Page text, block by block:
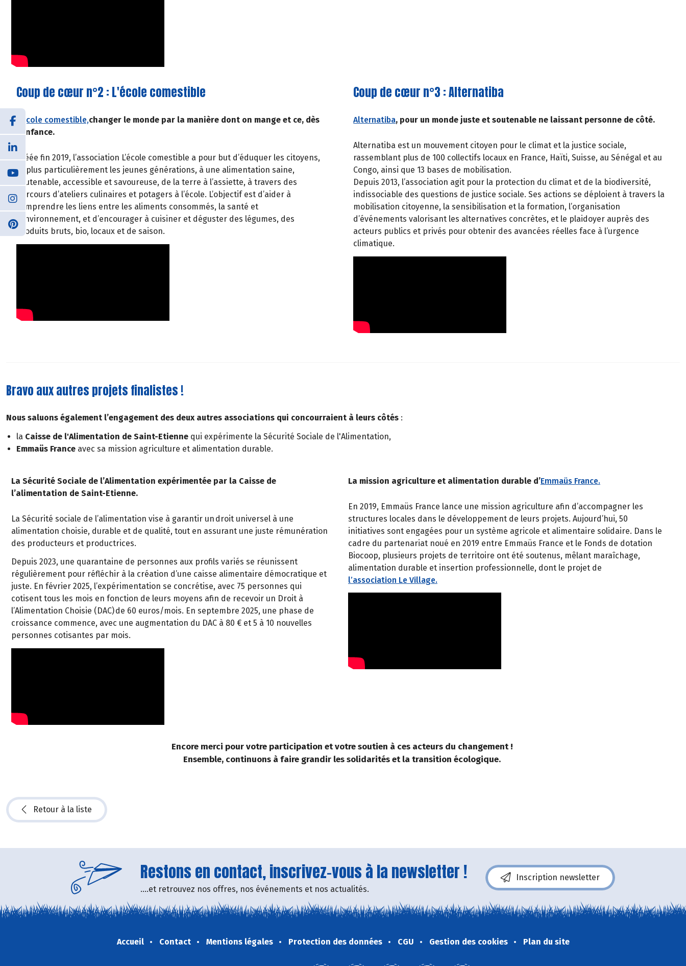
Coup de cœur n°2 : L'école comestible
L’école comestible,changer le monde par la manière dont on mange et ce, dès
l’enfance.
Créée fin 2019, l’association L’école comestible a pour but d’éduquer les citoyens,
et plus particulièrement les jeunes générations, à une alimentation saine,
soutenable, accessible et savoureuse, de la terre à l’assiette, à travers des
parcours d’ateliers culinaires et potagers à l’école. L’objectif est d’aider à
comprendre les liens entre les aliments consommés, la santé et
l’environnement, et d’encourager à cuisiner et déguster des légumes, des
produits bruts, bio, locaux et de saison.
Coup de cœur n°3 : Alternatiba
Alternatiba, pour un monde juste et soutenable ne laissant personne de côté.
Alternatiba est un mouvement citoyen pour le climat et la justice sociale,
rassemblant plus de 100 collectifs locaux en France, Haïti, Suisse, au Sénégal et au
Congo, ainsi que 13 bases de mobilisation.
Depuis 2013, l’association agit pour la protection du climat et de la biodiversité,
indissociable des questions de justice sociale. Ses actions se déploient à travers la
mobilisation citoyenne, la sensibilisation et la formation, l’organisation
d’événements valorisant les alternatives concrètes, et le plaidoyer auprès des
acteurs publics et privés pour obtenir des avancées réelles face à l’urgence
climatique.
Bravo aux autres projets finalistes !
Nous saluons également l’engagement des deux autres associations qui concourraient à leurs côtés :
la Caisse de l'Alimentation de Saint-Etienne qui expérimente la Sécurité Sociale de l'Alimentation,
Emmaüs France avec sa mission agriculture et alimentation durable.
La Sécurité Sociale de l’Alimentation expérimentée par la Caisse de
l’alimentation de Saint-Etienne.
La Sécurité sociale de l’alimentation vise à garantir un droit universel à une
alimentation choisie, durable et de qualité, tout en assurant une juste rémunération
des producteurs et productrices.
Depuis 2023, une quarantaine de personnes aux profils variés se réunissent
régulièrement pour réfléchir à la création d’une caisse alimentaire démocratique et
juste. En février 2025, l’expérimentation se concrétise, avec 75 personnes qui
cotisent tous les mois en fonction de leurs moyens afin de recevoir un Droit à
l’Alimentation Choisie (DAC) de 60 euros/mois. En septembre 2025, une phase de
croissance commence, avec une augmentation du DAC à 80 € et 5 à 10 nouvelles
personnes cotisantes par mois.
La mission agriculture et alimentation durable d’Emmaüs France.
En 2019, Emmaüs France lance une mission agriculture afin d’accompagner les
structures locales dans le développement de leurs projets. Aujourd’hui, 50
initiatives sont engagées pour un système agricole et alimentaire solidaire. Dans le
cadre du partenariat noué en 2019 entre Emmaüs France et le Fonds de dotation
Biocoop, plusieurs projets de territoire ont été soutenus, mêlant maraîchage,
alimentation durable et insertion professionnelle, dont le projet de
l’association Le Village.
Encore merci pour votre participation et votre soutien à ces acteurs du changement !
Ensemble, continuons à faire grandir les solidarités et la transition écologique.
Retour à la liste
Restons en contact, inscrivez-vous à la newsletter !
....et retrouvez nos offres, nos événements et nos actualités.
Inscription newsletter
Accueil Contact Mentions légales Protection des données CGU Gestion des cookies Plan du site